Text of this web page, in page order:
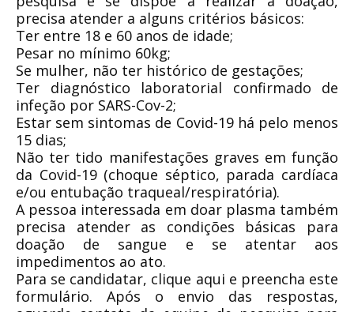
precisa atender a alguns critérios básicos:
Ter entre 18 e 60 anos de idade;
Pesar no mínimo 60kg;
Se mulher, não ter histórico de gestações;
Ter diagnóstico laboratorial confirmado de
infeção por SARS-Cov-2;
Estar sem sintomas de Covid-19 há pelo menos
15 dias;
Não ter tido manifestações graves em função
da Covid-19 (choque séptico, parada cardíaca
e/ou entubação traqueal/respiratória).
A pessoa interessada em doar plasma também
precisa atender as condições básicas para
doação de sangue e se atentar aos
impedimentos ao ato.
Para se candidatar, clique aqui e preencha este
formulário. Após o envio das respostas,